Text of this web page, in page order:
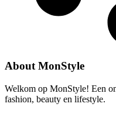
About MonStyle
Welkom op MonStyle! Een
fashion, beauty en lifestyle.